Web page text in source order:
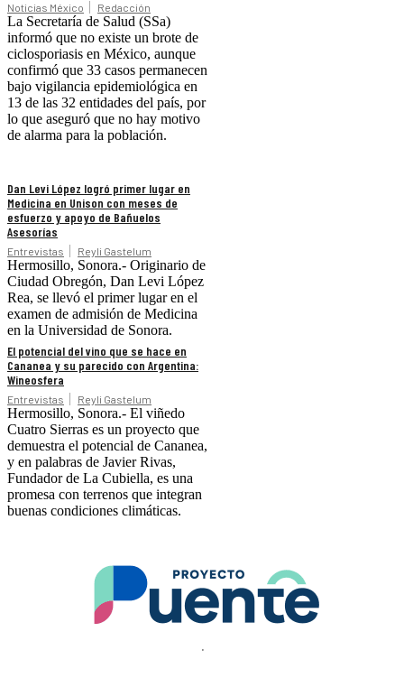
Noticias México Redacción
La Secretaría de Salud (SSa)
informó que no existe un brote de
ciclosporiasis en México, aunque
confirmó que 33 casos permanecen
bajo vigilancia epidemiológica en
13 de las 32 entidades del país, por
lo que aseguró que no hay motivo
de alarma para la población.
Dan Levi López logró primer lugar en
Medicina en Unison con meses de
esfuerzo y apoyo de Bañuelos
Asesorías
Entrevistas Reyli Gastelum
Hermosillo, Sonora.- Originario de
Ciudad Obregón, Dan Levi López
Rea, se llevó el primer lugar en el
examen de admisión de Medicina
en la Universidad de Sonora.
El potencial del vino que se hace en
Cananea y su parecido con Argentina:
Wineosfera
Entrevistas Reyli Gastelum
Hermosillo, Sonora.- El viñedo
Cuatro Sierras es un proyecto que
demuestra el potencial de Cananea,
y en palabras de Javier Rivas,
Fundador de La Cubiella, es una
promesa con terrenos que integran
buenas condiciones climáticas.
.